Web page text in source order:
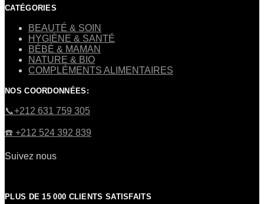
CATÉGORIES
BEAUTÉ & SOIN
HYGIÈNE & SANTÉ
BÉBÉ & MAMAN
NATURE & BIO
COMPLÉMENTS ALIMENTAIRES
NOS COORDONNÉES:
​📞+212 631 759 305
☎️​ +212 524 392 839
Suivez nous
PLUS DE 15 000 CLIENTS SATISFAITS